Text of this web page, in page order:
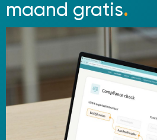
maand gratis.